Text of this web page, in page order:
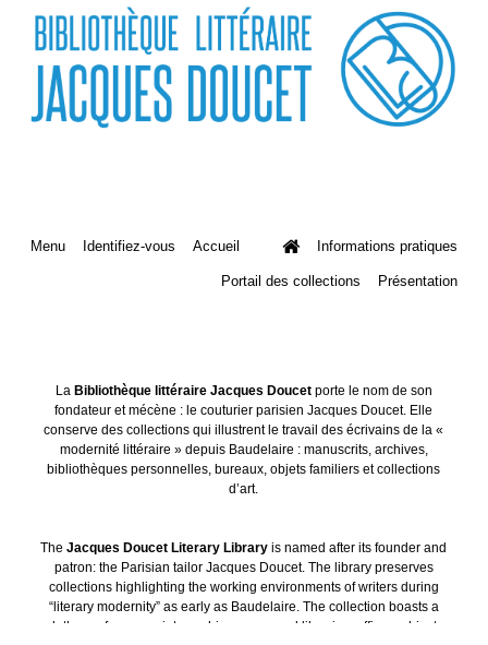
Menu Identifiez-vous Accueil Informations pratiques
Portail des collections Présentation
La Bibliothèque littéraire Jacques Doucetporte le nom de son
fondateur et mécène : le couturier parisien Jacques Doucet. Elle
conserve des collections qui illustrent le travail des écrivains de la «
modernité littéraire » depuis Baudelaire : manuscrits, archives,
bibliothèques personnelles, bureaux, objets familiers et collections
d’art.
TheJacques Doucet Literary Library is named after its founder and
patron: the Parisian tailor Jacques Doucet. The library preserves
collections highlighting the working environments of writers during
“literary modernity” as early as Baudelaire. The collection boasts a
plethora of manuscripts, archives, personal libraries, offices, objects